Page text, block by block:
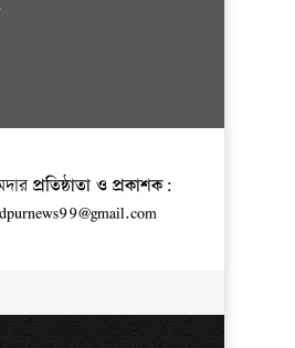
প্রতিষ্ঠাতা ও প্রকাশক: